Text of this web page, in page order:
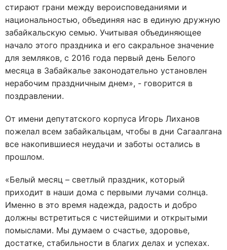
стирают грани между вероисповеданиями и
национальностью, объединяя нас в единую дружную
забайкальскую семью. Учитывая объединяющее
начало этого праздника и его сакральное значение
для земляков, с 2016 года первый день Белого
месяца в Забайкалье законодательно установлен
нерабочим праздничным днем», - говорится в
поздравлении.
От имени депутатского корпуса Игорь Лиханов
пожелал всем забайкальцам, чтобы в дни Сагаалгана
все накопившиеся неудачи и заботы остались в
прошлом.
«Белый месяц – светлый праздник, который
приходит в наши дома с первыми лучами солнца.
Именно в это время надежда, радость и добро
должны встретиться с чистейшими и открытыми
помыслами. Мы думаем о счастье, здоровье,
достатке, стабильности в благих делах и успехах.